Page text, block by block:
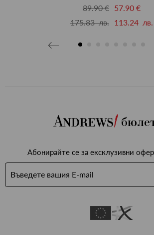
89.90 € 57.90 €
175.83 лв. 113.24 лв.
Абонирайте се за ексклузивни